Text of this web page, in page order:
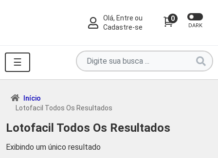
Olá, Entre ou
Cadastre-se
0
DARK
☰
Pesquise
por
produtos
...
Início
Lotofacil Todos Os Resultados
Lotofacil Todos Os Resultados
Exibindo um único resultado